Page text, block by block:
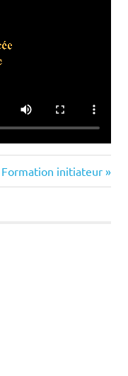
Next
Post:
Formation initiateur